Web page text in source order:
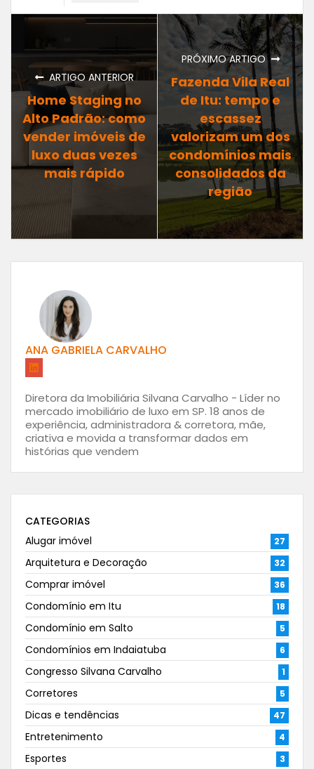
ARTIGO ANTERIOR
Home Staging no
Alto Padrão: como
vender imóveis de
luxo duas vezes
mais rápido
PRÓXIMO ARTIGO
Fazenda Vila Real
de Itu: tempo e
escassez
valorizam um dos
condomínios mais
consolidados da
região
ANA GABRIELA CARVALHO
Diretora da Imobiliária Silvana Carvalho - Líder no
mercado imobiliário de luxo em SP. 18 anos de
experiência, administradora & corretora, mãe,
criativa e movida a transformar dados em
histórias que vendem
CATEGORIAS
Alugar imóvel
27
Arquitetura e Decoração 32
Comprar imóvel 36
Condomínio em Itu 18
Condomínio em Salto 5
Condomínios em Indaiatuba 6
Congresso Silvana Carvalho 1
Corretores 5
Dicas e tendências 47
Entretenimento 4
Esportes 3